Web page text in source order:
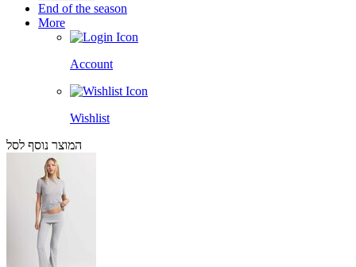
End of the season
More
Account
Wishlist
המוצר נוסף לסל